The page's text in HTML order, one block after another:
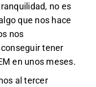
no es
que nos hace
nos
tener
en unos meses.
al tercer